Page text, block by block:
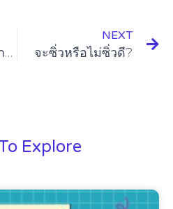
ไม่มีใครโง่หรือฉลาด เพียงแต่แตกต่างกันเท่านั้นเอง
NEXT
จะซิ่วหรือไม่ซิ่วดี?
Explore